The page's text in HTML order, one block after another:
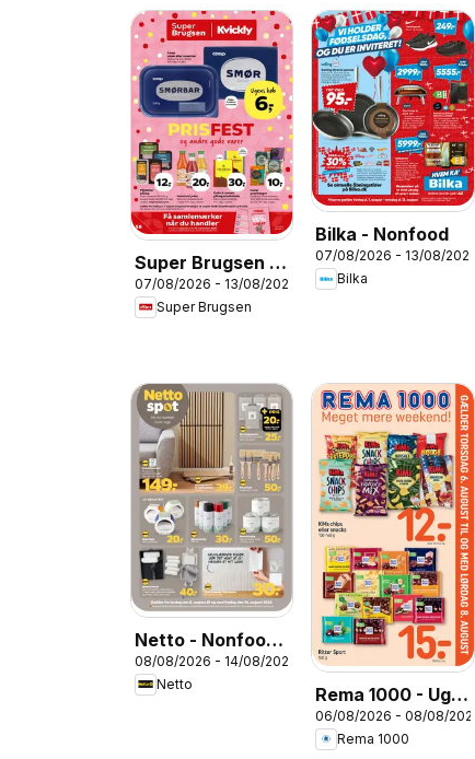
Super Brugsen -
Tilbudsavis uge
32
07/08/2026 - 13/08/2026
Super Brugsen
Bilka - Nonfood
07/08/2026 - 13/08/2026
Bilka
Netto - Nonfood
uge 33
08/08/2026 - 14/08/2026
Netto
Rema 1000 - Uge
32 Indstik
06/08/2026 - 08/08/2026
Rema 1000